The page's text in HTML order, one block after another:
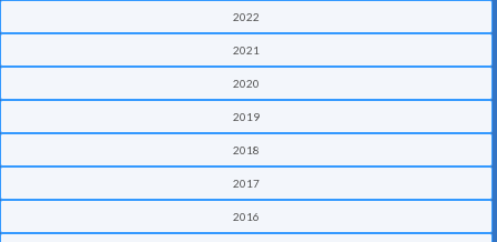
2022
2021
2020
2019
2018
2017
2016